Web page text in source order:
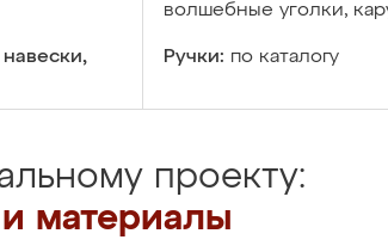
волшебные уголки,
Ручки: по каталогу
проекту:
материалы